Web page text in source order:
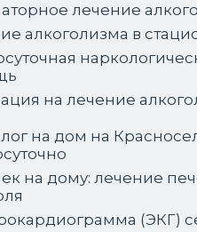
лечение
алкоголизма в
на лечение
на дом на
на дому: лечение
(ЭКГ)